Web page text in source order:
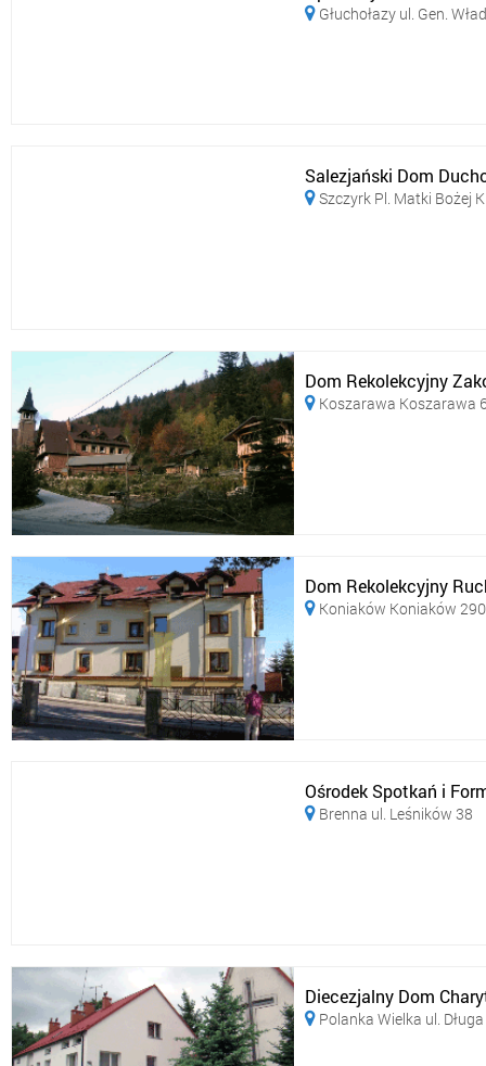
 Głuchołazy ul. Gen.
Salezjański Dom
Szczyrk Pl. Matki Bożej
Dom Rekolekcyjny
 Koszarawa Koszarawa
Dom Rekolekcyjny
 Koniaków Koniaków 290
Ośrodek Spotkań i
 Brenna ul. Leśników 38
Diecezjalny Dom
 Polanka Wielka ul.